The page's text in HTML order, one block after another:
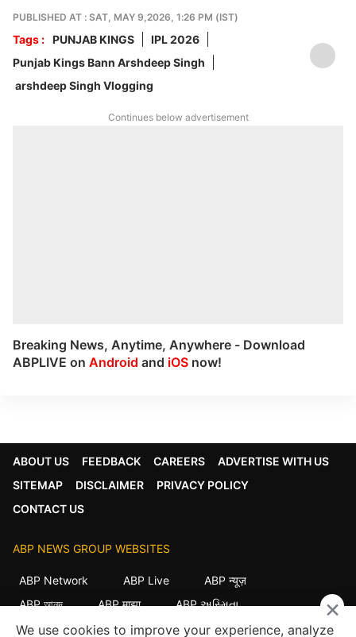
PUBLISHED AT : SAT, MAY 9,2026, 1:26 PM (IST)
Tags : PUNJAB KINGS
IPL 2026
Punjab Kings Bann Arshdeep Singh
arshdeep Singh Vlogging
Continues below advertisement
Breaking News, Anytime, Anywhere - Download
ABPLIVE on Android and iOS now!
ABOUT US FEEDBACK CAREERS
ADVERTISE WITH US
SITEMAP
DISCLAIMER
PRIVACY POLICY
CONTACT US
ABP NEWS GROUP WEBSITES
ABP Network ABP Live
ABP न्यूज़
ABP আনন্দ
ABP माझा
ABP અસ્મિતા
ABP Ganga
ABP ਸਾਂਝਾ ABP நாடு ABP దేశం
×
We use cookies to improve your experience, analyze